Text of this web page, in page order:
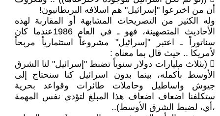
أن من اخترعوا "إسرائيل" هم اسلافه البريطانيون!
وله الكثير من التصريحات المشابهة أو المقاربة لهذه
الأحاديث المتصهينة، فهو ـ في العام 1986عندما كان
سناتوراً ـ اعتبر "إسرائيل" مشروعاً استثمارياً مربحاً
لأمريكا .. حيث قال بما معناه :
 (بثلاث مليارات دولار سنوياً تضبط "إسرائيل" لنا الشرق
الأوسط بأكمله، بينما بدون اسرائيل كنا سنحتاج إلى
جيوش واساطيل وحاملات طائرات وقواعد بحرية
ستكلفنا اضعاف اضعاف هذا المبلغ لتؤدي نفس المهمة
،أي، لضبط الشرق الأوسط)..